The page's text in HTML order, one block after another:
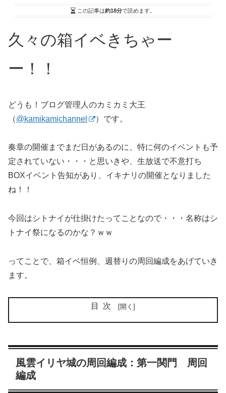
この記事は約18分で読めます。
久々の箱イベきちゃー
ー！！
どうも！ブログ管理人のカミカミ大王
（@kamikamichannel ）です。
奏章の開催までまだ日があるのに、特に何のイベントも予
定されていない・・・と思いきや、生放送で不意打ち
BOXイベント告知があり、イキナリの開催となりました
ね！！
今回はシトナイが仕掛けたってことなので・・・名称はシ
トナイ祭になるのかな？ｗｗ
ってことで、箱イベ恒例、週替りの周回編成をあげていき
ます。
目次
風雲イリヤ城の周回編成：第一関門 周回
編成